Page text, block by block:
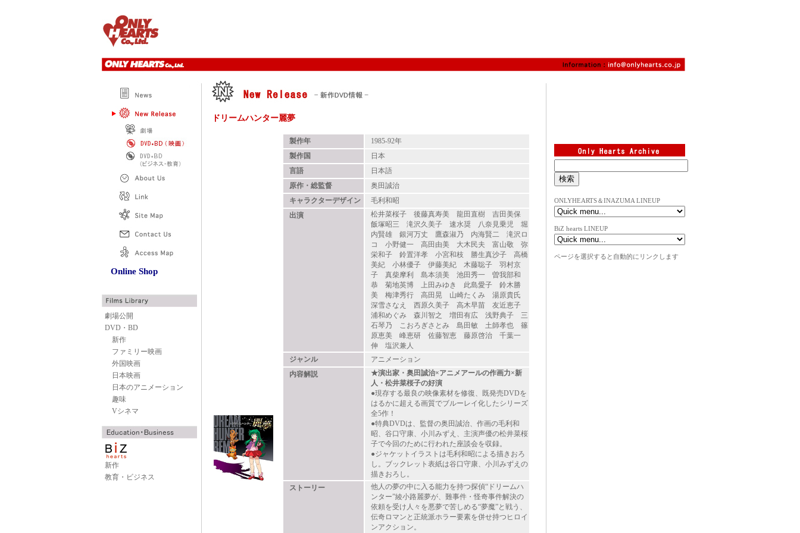
Online Shop
劇場公開
DVD・BD
新作
ファミリー映画
外国映画
日本映画
日本のアニメーション
趣味
Vシネマ
新作
教育・ビジネス
ドリームハンター麗夢
製作年
1985-92年
製作国
日本
言語
日本語
原作・総監督
奥田誠治
キャラクターデザイン
毛利和昭
出演
松井菜桜子 後藤真寿美 龍田直樹 吉田美保
飯塚昭三 滝沢久美子 速水奨 八奈見乗児 堀
内賢雄 銀河万丈 鷹森淑乃 内海賢二 滝沢ロ
コ 小野健一 高田由美 大木民夫 富山敬 弥
栄和子 鈴置洋孝 小宮和枝 勝生真沙子 高橋
美紀 小林優子 伊藤美紀 木藤聡子 羽村京
子 真柴摩利 島本須美 池田秀一 曽我部和
恭 菊地英博 上田みゆき 此島愛子 鈴木勝
美 梅津秀行 高田晃 山崎たくみ 湯原貴氏
深雪さなえ 西原久美子 高木早苗 友近恵子
浦和めぐみ 森川智之 増田有広 浅野典子 三
石琴乃 こおろぎさとみ 島田敏 土師孝也 篠
原恵美 峰恵研 佐藤智恵 藤原啓治 千葉一
伸 塩沢兼人
ジャンル
アニメーション
内容解説
★演出家・奥田誠治×アニメアールの作画力×新
人・松井菜桜子の好演
●現存する最良の映像素材を修復、既発売DVDを
はるかに超える画質でブルーレイ化したシリーズ
全5作！
●特典DVDは、監督の奥田誠治、作画の毛利和
昭、谷口守康、小川みずえ、主演声優の松井菜桜
子で今回のために行われた座談会を収録。
●ジャケットイラストは毛利和昭による描きおろ
し。ブックレット表紙は谷口守康、小川みずえの
描きおろし。
ストーリー
他人の夢の中に入る能力を持つ探偵“ドリームハ
ンター”綾小路麗夢が、難事件・怪奇事件解決の
依頼を受け人々を悪夢で苦しめる“夢魔”と戦う、
伝奇ロマンと正統派ホラー要素を併せ持つヒロイ
ンアクション。
ONLYHEARTS＆INAZUMA LINEUP
BiZ hearts LINEUP
ページを選択すると自動的にリンクします